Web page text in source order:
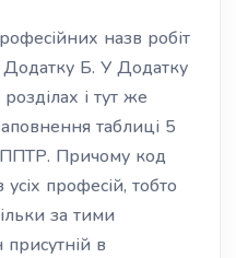
назв робіт
Б. У Додатку
і тут же
таблиці 5
Причому код
професій, тобто
за тими
в